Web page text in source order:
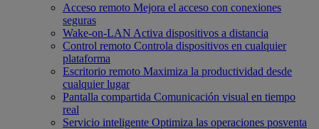
Acceso remoto Mejora el acceso con conexiones
seguras
Wake-on-LAN Activa dispositivos a distancia
Control remoto Controla dispositivos en cualquier
plataforma
Escritorio remoto Maximiza la productividad desde
cualquier lugar
Pantalla compartida Comunicación visual en tiempo
real
Servicio inteligente Optimiza las operaciones posventa